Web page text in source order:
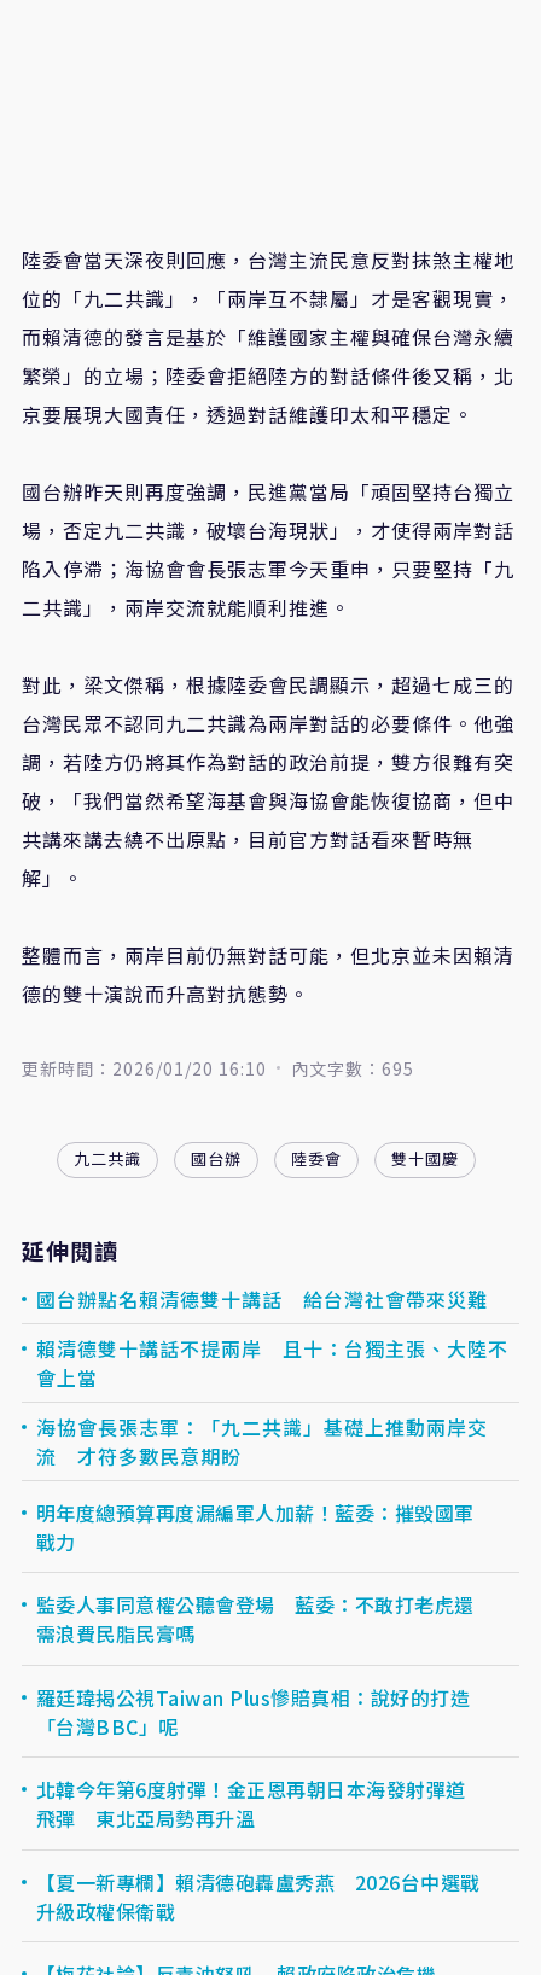
陸委會當天深夜則回應，台灣主流民意反對抹煞主權地
位的「九二共識」，「兩岸互不隸屬」才是客觀現實，
而賴清德的發言是基於「維護國家主權與確保台灣永續
繁榮」的立場；陸委會拒絕陸方的對話條件後又稱，北
京要展現大國責任，透過對話維護印太和平穩定。
國台辦昨天則再度強調，民進黨當局「頑固堅持台獨立
場，否定九二共識，破壞台海現狀」，才使得兩岸對話
陷入停滯；海協會會長張志軍今天重申，只要堅持「九
二共識」，兩岸交流就能順利推進。
對此，梁文傑稱，根據陸委會民調顯示，超過七成三的
台灣民眾不認同九二共識為兩岸對話的必要條件。他強
調，若陸方仍將其作為對話的政治前提，雙方很難有突
破，「我們當然希望海基會與海協會能恢復協商，但中
共講來講去繞不出原點，目前官方對話看來暫時無
解」。
整體而言，兩岸目前仍無對話可能，但北京並未因賴清
德的雙十演說而升高對抗態勢。
更新時間：2026/01/20 16:10 內文字數：695
九二共識 國台辦 陸委會 雙十國慶
延伸閱讀
國台辦點名賴清德雙十講話 給台灣社會帶來災難
賴清德雙十講話不提兩岸 且十：台獨主張、大陸不
會上當
海協會長張志軍：「九二共識」基礎上推動兩岸交
流 才符多數民意期盼
明年度總預算再度漏編軍人加薪！藍委：摧毀國軍
戰力
監委人事同意權公聽會登場 藍委：不敢打老虎還
需浪費民脂民膏嗎
羅廷瑋揭公視Taiwan Plus慘賠真相：說好的打造
「台灣BBC」呢
北韓今年第6度射彈！金正恩再朝日本海發射彈道
飛彈 東北亞局勢再升溫
【夏一新專欄】賴清德砲轟盧秀燕 2026台中選戰
升級政權保衛戰